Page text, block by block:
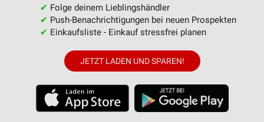
✔ Folge deinem Lieblingshändler
✔ Push-Benachrichtigungen bei neuen Prospekten
✔ Einkaufsliste - Einkauf stressfrei planen
JETZT LADEN UND SPAREN!